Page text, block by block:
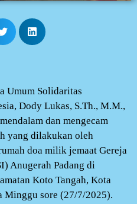
Umum Solidaritas
Dody Lukas, S.Th., M.M.,
dan mengecam
yang dilakukan oleh
doa milik jemaat Gereja
Anugerah Padang di
Koto Tangah, Kota
Minggu sore (27/7/2025).